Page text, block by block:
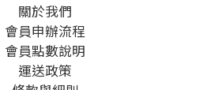
關於我們
會員申辦流程
會員點數說明
運送政策